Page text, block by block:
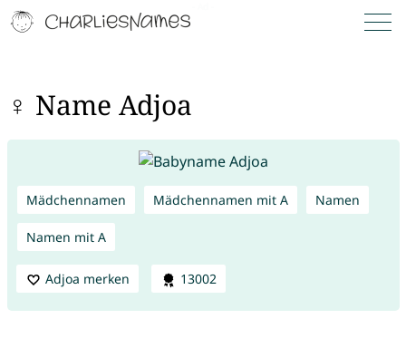
♀ Name Adjoa
Mädchennamen Mädchennamen mit A Namen
Namen mit A
Adjoa merken 13002